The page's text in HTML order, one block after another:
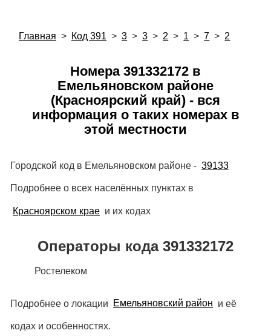
Главная > Код 391 > 3 > 3 > 2 > 1 > 7 > 2
Номера 391332172 в
Емельяновском районе
(Красноярский край) - вся
информация о таких номерах в
этой местности
Городской код в Емельяновском районе - 39133
Подробнее о всех населённых пунктах в
Красноярском крае и их кодах
Операторы кода 391332172
Ростелеком
Подробнее о локации Емельяновский район и её
кодах и особенностях.